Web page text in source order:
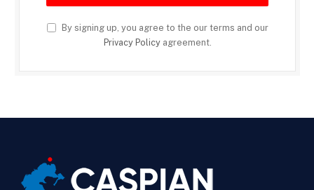
By signing up, you agree to the our terms and our
Privacy Policyagreement.